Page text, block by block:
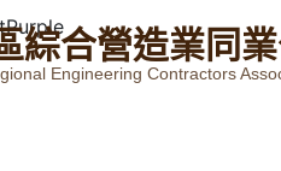
綜合營造業同業
Engineering Contractors